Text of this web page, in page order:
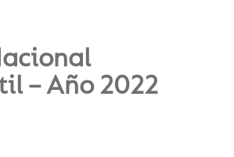
– Año 2022